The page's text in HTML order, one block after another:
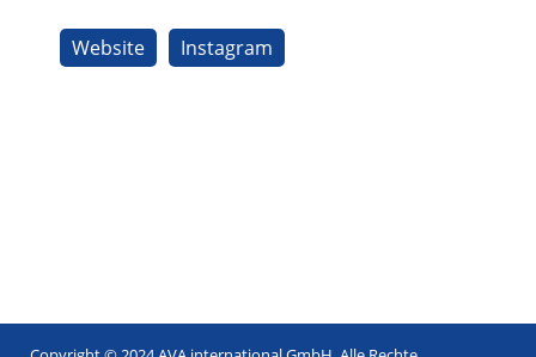
Website Instagram